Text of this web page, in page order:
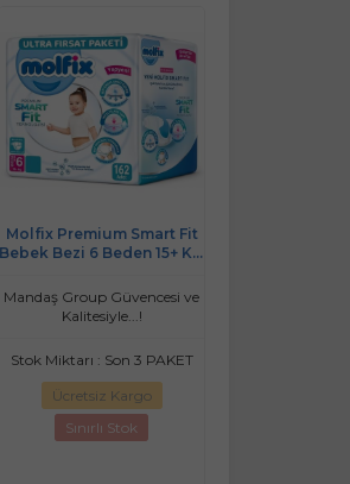
Molfix Bebek Bezi 6 Beden
15+ KG Extra Large 76 Adet
Mandaş Group Güvencesi ve
Kalitesiyle...!
Stok Miktarı : 10+ ADET
Ücretsiz Kargo